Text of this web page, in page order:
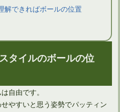
エアフェースとは限らない
解できればボールの位置
タイルのボールの位
自由です。
やすいと思う姿勢でパッティン